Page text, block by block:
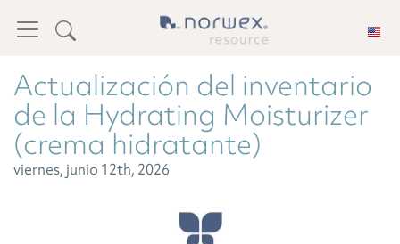
Actualización del inventario
de la Hydrating Moisturizer
(crema hidratante)
viernes, junio 12th, 2026